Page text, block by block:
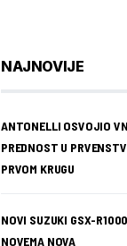
NAJNOVIJE
ANTONELLI OSVOJIO
PREDNOST U
PRVOM KRUGU
NOVI SUZUKI GSX-
NOVEMA NOVA